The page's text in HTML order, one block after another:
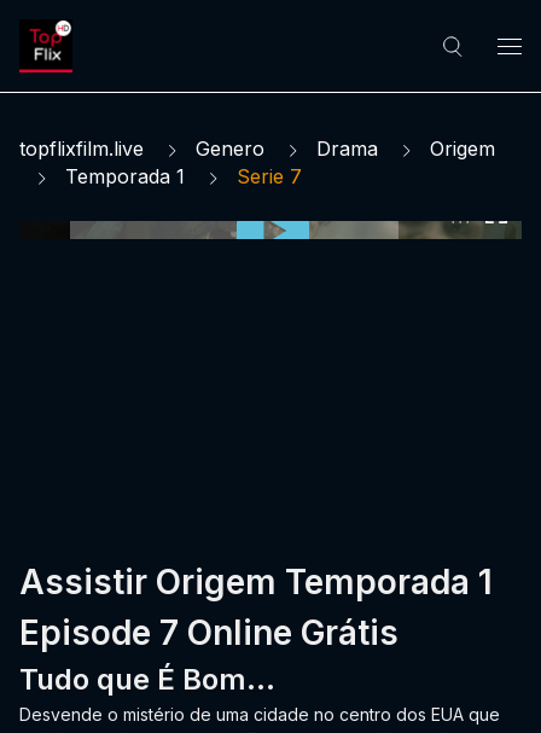
topflixfilm.live Genero Drama
Origem
Temporada 1
Serie 7
Assistir Origem Temporada 1
Episode 7 Online Grátis
Tudo que É Bom...
Desvende o mistério de uma cidade no centro dos EUA que